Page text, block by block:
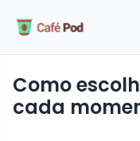
como escolher o café ideal para
cada